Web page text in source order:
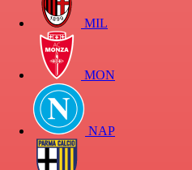
MIL
MON
NAP